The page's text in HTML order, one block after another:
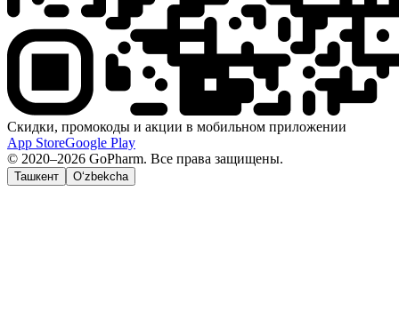
Скидки, промокоды и акции в мобильном приложении
App StoreGoogle Play
© 2020–2026 GoPharm. Все права защищены.
Ташкент O‘zbekcha